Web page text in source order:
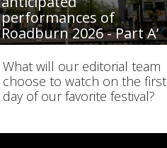
performances of
Roadburn 2026 - Part A’
What will our editorial team
choose to watch on the first
day of our favorite festival?